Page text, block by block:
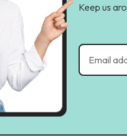
Keep us